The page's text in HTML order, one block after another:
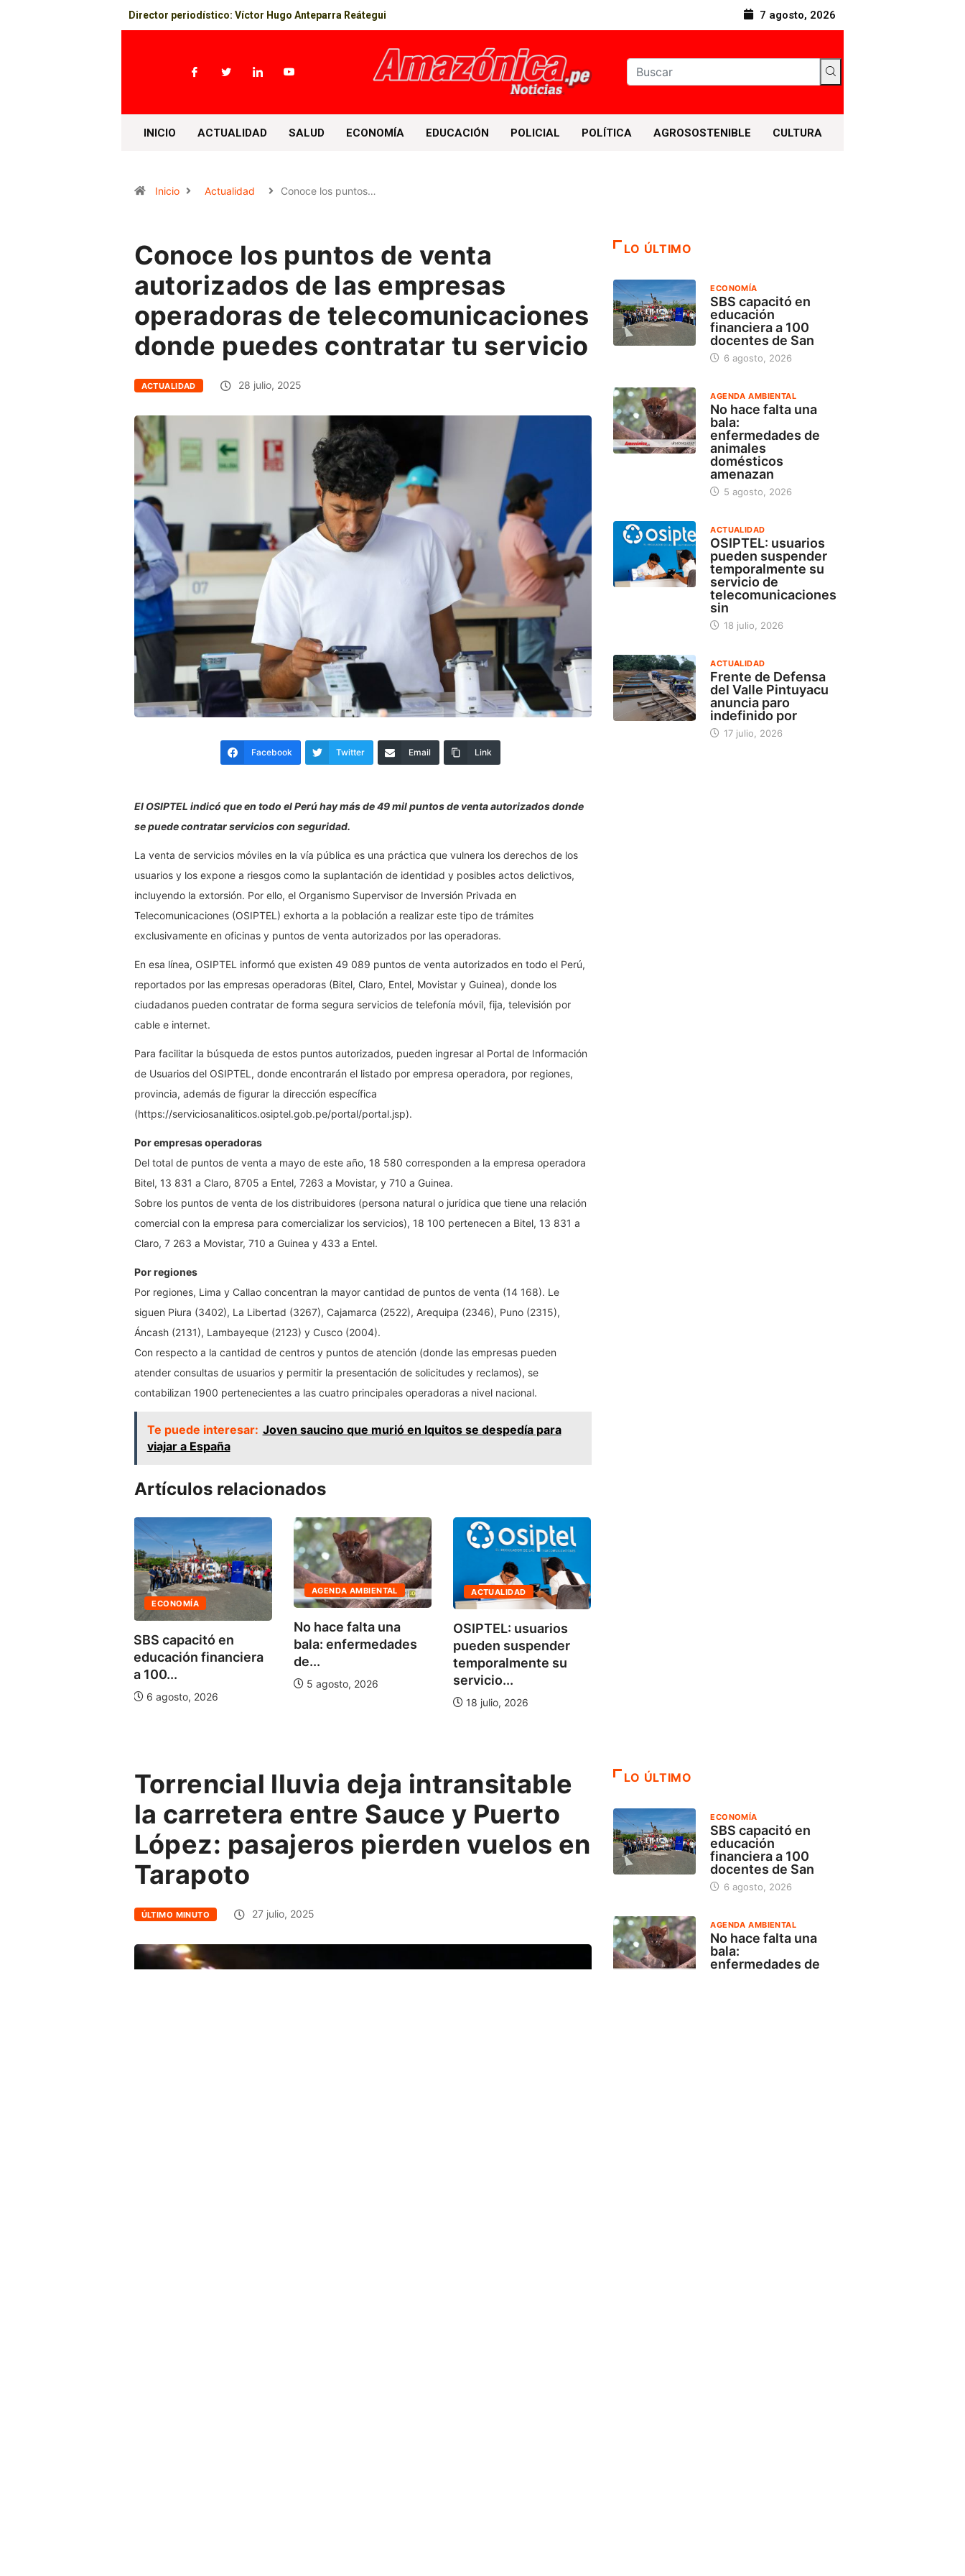
Director periodístico: Víctor Hugo Anteparra Reátegui 7 agosto, 2026
INICIO ACTUALIDAD SALUD ECONOMÍA EDUCACIÓN POLICIAL POLÍTICA AGROSOSTENIBLE CULTURA
Inicio Actualidad Conoce los puntos…
Conoce los puntos de venta
autorizados de las empresas
operadoras de telecomunicaciones
donde puedes contratar tu servicio
ACTUALIDAD 28 julio, 2025
Facebook Twitter Email Link
El OSIPTEL indicó que en todo el Perú hay más de 49 mil puntos de venta autorizados donde
se puede contratar servicios con seguridad.
La venta de servicios móviles en la vía pública es una práctica que vulnera los derechos de los
usuarios y los expone a riesgos como la suplantación de identidad y posibles actos delictivos,
incluyendo la extorsión. Por ello, el Organismo Supervisor de Inversión Privada en
Telecomunicaciones (OSIPTEL) exhorta a la población a realizar este tipo de trámites
exclusivamente en oficinas y puntos de venta autorizados por las operadoras.
En esa línea, OSIPTEL informó que existen 49 089 puntos de venta autorizados en todo el Perú,
reportados por las empresas operadoras (Bitel, Claro, Entel, Movistar y Guinea), donde los
ciudadanos pueden contratar de forma segura servicios de telefonía móvil, fija, televisión por
cable e internet.
Para facilitar la búsqueda de estos puntos autorizados, pueden ingresar al Portal de Información
de Usuarios del OSIPTEL, donde encontrarán el listado por empresa operadora, por regiones,
provincia, además de figurar la dirección específica
(https://serviciosanaliticos.osiptel.gob.pe/portal/portal.jsp).
Por empresas operadoras
Del total de puntos de venta a mayo de este año, 18 580 corresponden a la empresa operadora
Bitel, 13 831 a Claro, 8705 a Entel, 7263 a Movistar, y 710 a Guinea.
Sobre los puntos de venta de los distribuidores (persona natural o jurídica que tiene una relación
comercial con la empresa para comercializar los servicios), 18 100 pertenecen a Bitel, 13 831 a
Claro, 7 263 a Movistar, 710 a Guinea y 433 a Entel.
Por regiones
Por regiones, Lima y Callao concentran la mayor cantidad de puntos de venta (14 168). Le
siguen Piura (3402), La Libertad (3267), Cajamarca (2522), Arequipa (2346), Puno (2315),
Áncash (2131), Lambayeque (2123) y Cusco (2004).
Con respecto a la cantidad de centros y puntos de atención (donde las empresas pueden
atender consultas de usuarios y permitir la presentación de solicitudes y reclamos), se
contabilizan 1900 pertenecientes a las cuatro principales operadoras a nivel nacional.
Te puede interesar: Joven saucino que murió en Iquitos se despedía para
viajar a España
Artículos relacionados
ECONOMÍA
SBS capacitó en
educación financiera
a 100...
6 agosto, 2026
AGENDA AMBIENTAL
No hace falta una
bala: enfermedades
de...
5 agosto, 2026
ACTUALIDAD
OSIPTEL: usuarios
pueden suspender
temporalmente su
servicio...
18 julio, 2026
LO ÚLTIMO
ECONOMÍA
SBS capacitó en
educación
financiera a 100
docentes de San
6 agosto, 2026
AGENDA AMBIENTAL
No hace falta una
bala:
enfermedades de
animales
domésticos
amenazan
5 agosto, 2026
ACTUALIDAD
OSIPTEL: usuarios
pueden suspender
temporalmente su
servicio de
telecomunicaciones
sin
18 julio, 2026
ACTUALIDAD
Frente de Defensa
del Valle Pintuyacu
anuncia paro
indefinido por
17 julio, 2026
Torrencial lluvia deja intransitable
la carretera entre Sauce y Puerto
López: pasajeros pierden vuelos en
Tarapoto
ÚLTIMO MINUTO 27 julio, 2025
LO ÚLTIMO
ECONOMÍA
SBS capacitó en
educación
financiera a 100
docentes de San
6 agosto, 2026
AGENDA AMBIENTAL
No hace falta una
bala:
enfermedades de